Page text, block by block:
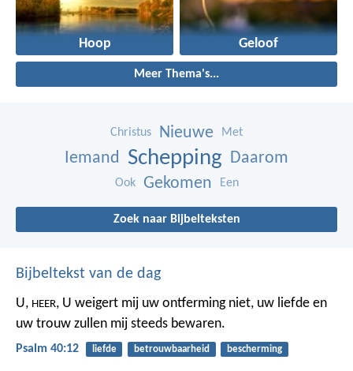
Hoop Geloof
Meer Thema's...
Christus Nieuwe Met
Iemand Schepping Daarom
Ook Gekomen Een
Zoek naar Bijbelteksten
Bijbeltekst van de dag
U, HEER, U weigert mij uw ontferming niet, uw liefde en
uw trouw zullen mij steeds bewaren.
Psalm 40:12 liefde betrouwbaarheid bescherming